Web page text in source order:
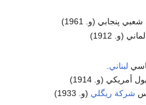
پنجابي (و. 1961)
(و. 1912)
لبناني
أمريكي (و. 1914)
شركة ريگلي (و. 1933)